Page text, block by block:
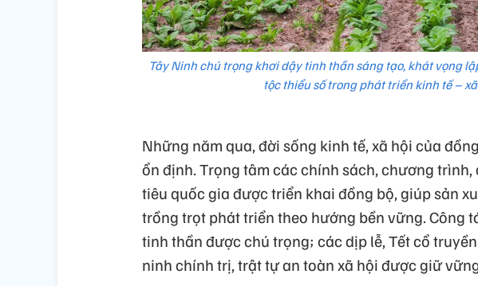
Tây Ninh chú trọng khơi dậy tinh thần sáng tạo, khát vọng
tộc thiểu số trong phát triển kinh tế –
Những năm qua, đời sống kinh tế, xã hội của
ổn định. Trọng tâm các chính sách, chương
tiêu quốc gia được triển khai đồng bộ, giúp sản
trồng trọt phát triển theo hướng bền vững. Công
tinh thần được chú trọng; các dịp lễ, Tết cổ
ninh chính trị, trật tự an toàn xã hội được giữ